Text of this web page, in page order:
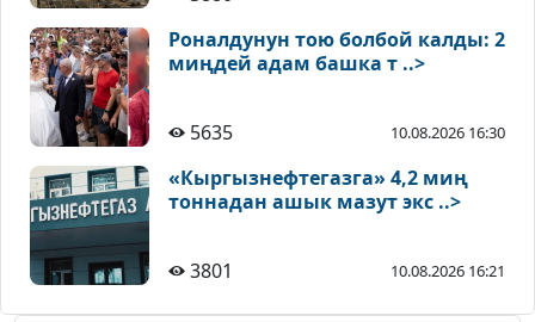
Роналдунун тою болбой калды: 2
миңдей адам башка т ..>
5635 10.08.2026 16:30
«Кыргызнефтегазга» 4,2 миң
тоннадан ашык мазут экс ..>
3801 10.08.2026 16:21